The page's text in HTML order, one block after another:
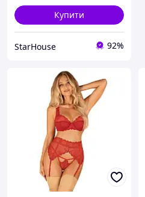
Купити
StarHouse 92%